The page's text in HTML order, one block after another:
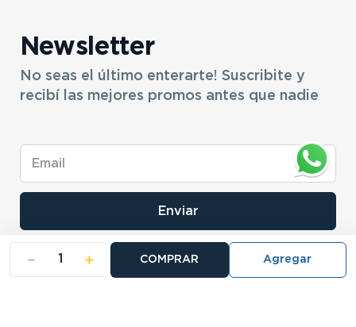
＋
－ COMPRAR
Newsletter
No seas el último enterarte! Suscribite y
recibí las mejores promos antes que nadie
Enviar